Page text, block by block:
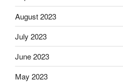
August 2023
July 2023
June 2023
May 2023